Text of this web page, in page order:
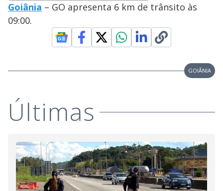
Opens in new window
Goiânia – GO apresenta 6 km de trânsito às
09:00.
GOIÂNIA
Últimas